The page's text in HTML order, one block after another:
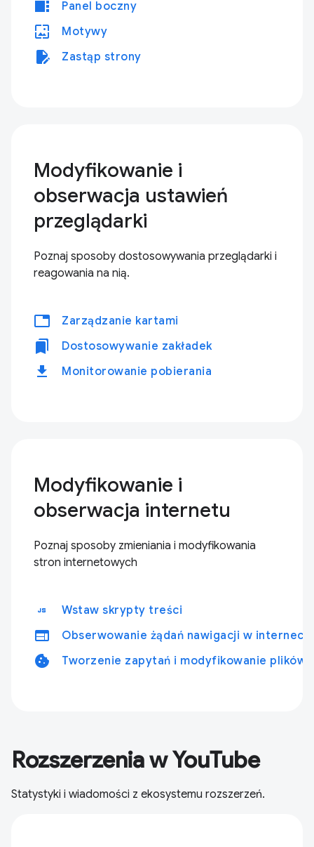
view_sidebar Panel boczny
wallpaper Motywy
edit_document Zastąp strony
Modyfikowanie i
obserwacja ustawień
przeglądarki
Poznaj sposoby dostosowywania przeglądarki i
reagowania na nią.
tabsZarządzanie kartami
bookmarks Dostosowywanie zakładek
download Monitorowanie pobierania
Modyfikowanie i
obserwacja internetu
Poznaj sposoby zmieniania i modyfikowania
stron internetowych
javascript Wstaw skrypty treści
web Obserwowanie żądań nawigacji w internecie
cookie Tworzenie zapytań i modyfikowanie plików
Rozszerzenia w YouTube
Statystyki i wiadomości z ekosystemu rozszerzeń.